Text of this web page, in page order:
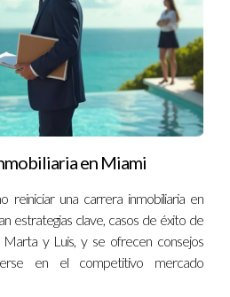
ponerte en contacto conmigo al
AHORA
en Miami
reiniciar una carrera inmobiliaria en
estrategias clave, casos de éxito de
y Luis, y se ofrecen consejos
en el competitivo mercado